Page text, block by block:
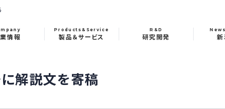
情報
Products&Service
製品＆サービス
R&D
研究開発 新
解説文を寄稿